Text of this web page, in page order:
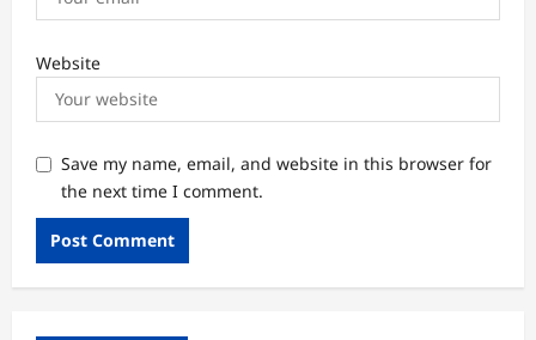
Website
Save my name, email, and website in this browser for
the next time I comment.